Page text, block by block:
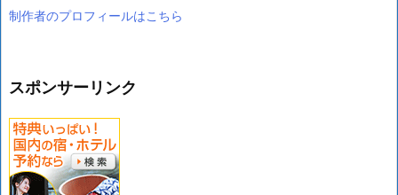
制作者のプロフィールはこちら
スポンサーリンク